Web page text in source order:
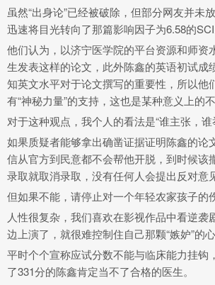
虽然“出身论”已经被破除，但部分网友并未
迅速将目光转向了那篇影响因子为6.58的SCI
他们认为，以济宁医学院的平台资源和师资
生发表这样的论文，此外陈鑫的英语初试成
知英文水平对于论文撰写的重要性，所以他
有“神秘力量”的支持，这也是某种意义上的不
对于这种观点，我个人的看法是“谁主张，谁
如果质疑者能够拿出确凿证据证明陈鑫的论
信从官方到民意都不会帮他开脱，到时候该
录取就取消录取，没有任何人会提出反对意
但如果不能，请停止对一个年轻农家孩子的
人性很复杂，我们喜欢在影视作品中看逆袭
边上演了，就很难控制住自己那颗“嫉妒”的心
平时个个宣称应试分数不能与临床能力挂钩
了331分的陈鑫肯定当不了合格的医生。